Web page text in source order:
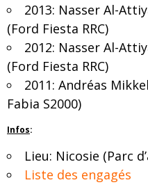
2013: Nasser Al-
(Ford Fiesta RRC)
2012: Nasser Al-
(Ford Fiesta RRC)
2011: Andréas
Fabia S2000)
Infos:
Lieu: Nicosie (Parc
Liste des engagés